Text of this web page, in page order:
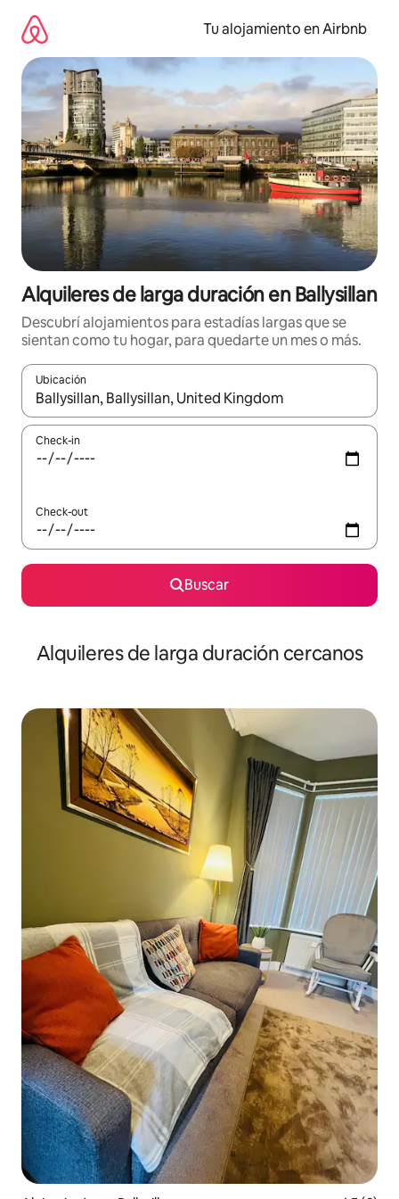
contenido
Tu alojamiento en Airbnb
Alquileres de larga duración en Ballysillan
Descubrí alojamientos para estadías largas que se
sientan como tu hogar, para quedarte un mes o más.
Ubicación
Cuando los resultados estén disponibles, navegá con las
Check-in
Check-out
Buscar
Alquileres de larga duración cercanos